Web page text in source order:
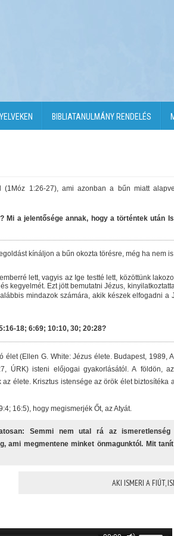
BIBLIATANULMÁNY RENDELÉS
(1Móz 1:26-27), ami azonban a bűn miatt
Mi a jelentősége annak, hogy a történtek után
kínáljon a bűn okozta törésre, még ha nem
lett, vagyis az Ige testté lett, közöttünk
kegyelmét. Ezt jött bemutatni Jézus,
mindazok számára, akik készek elfogadni a
18; 6:69; 10:10, 30; 20:28?
(Ellen G. White: Jézus élete. Budapest, 1989,
ÚRK) isteni előjogai gyakorlásától. A földön,
élete. Krisztus istensége az örök élet biztosítéka
16:5), hogy megismerjék Őt, az Atyát.
Semmi nem utal rá az ismeretlenség
ami megmentene minket önmagunktól. Mit
AKI ISMERI A FIÚT,